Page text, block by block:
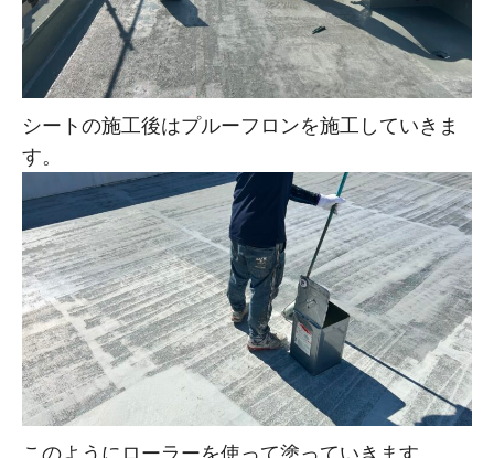
シートの施工後はプルーフロンを施工していきま
す。
このようにローラーを使って塗っていきます。